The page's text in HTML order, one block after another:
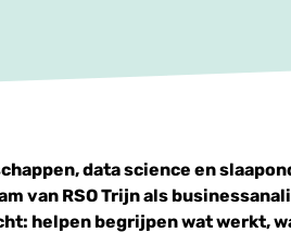
data science en
van RSO Trijn als
helpen begrijpen wat werkt,